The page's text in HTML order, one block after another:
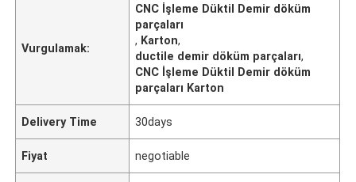
Vurgulamak:
CNC İşleme Düktil Demir döküm
parçaları
, Karton,
ductile demir döküm parçaları,
CNC İşleme Düktil Demir döküm
parçaları Karton
Delivery Time 30days
Fiyat negotiable